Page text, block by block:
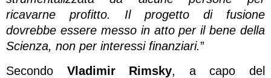
ricavarne profitto. Il progetto di fusione
dovrebbe essere messo in atto per il bene della
Scienza, non per interessi finanziari.”
Secondo Vladimir Rimsky, a capo del